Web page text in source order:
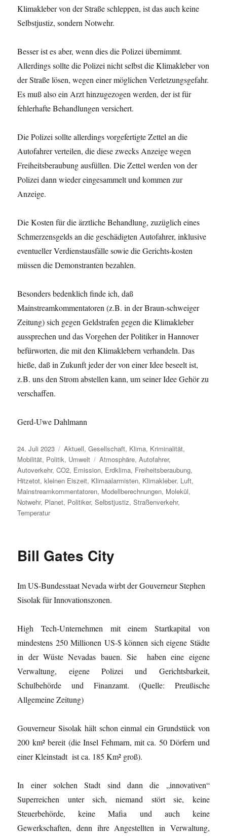
Klimakleber von der Straße schleppen, ist das auch keine
Selbstjustiz, sondern Notwehr.
Besser ist es aber, wenn dies die Polizei übernimmt.
Allerdings sollte die Polizei nicht selbst die Klimakleber von
der Straße lösen, wegen einer möglichen Verletzungsgefahr.
Es muß also ein Arzt hinzugezogen werden, der ist für
fehlerhafte Behandlungen versichert.
Die Polizei sollte allerdings vorgefertigte Zettel an die
Autofahrer verteilen, die diese zwecks Anzeige wegen
Freiheitsberaubung ausfüllen. Die Zettel werden von der
Polizei dann wieder eingesammelt und kommen zur
Anzeige.
Die Kosten für die ärztliche Behandlung, zuzüglich eines
Schmerzensgelds an die geschädigten Autofahrer, inklusive
eventueller Verdienstausfälle sowie die Gerichts-kosten
müssen die Demonstranten bezahlen.
Besonders bedenklich finde ich, daß
Mainstreamkommentatoren (z.B. in der Braun-schweiger
Zeitung) sich gegen Geldstrafen gegen die Klimakleber
aussprechen und das Vorgehen der Politiker in Hannover
befürworten, die mit den Klimaklebern verhandeln. Das
hieße, daß in Zukunft jeder der von einer Idee beseelt ist,
z.B. uns den Strom abstellen kann, um seiner Idee Gehör zu
verschaffen.
Gerd-Uwe Dahlmann
Veröffentlicht
am
24. Juli 2023 Kategorien
Aktuell,Gesellschaft, Klima, Kriminalität,
Mobilität, Politik, Umwelt Schlagwörter
Atmosphäre,Autofahrer,
Autoverkehr,CO2, Emission, Erdklima, Freiheitsberaubung,
Hitzetot,kleinen Eiszeit, Klimaalarmisten, Klimakleber, Luft,
Mainstreamkommentatoren, Modellberechnungen, Molekül,
Notwehr, Planet, Politiker,Selbstjustiz,Straßenverkehr,
Temperatur
Bill Gates City
Im US-Bundesstaat Nevada wirbt der Gouverneur Stephen
Sisolak für Innovationszonen.
High Tech-Unternehmen mit einem Startkapital von
mindestens 250 Millionen US-$ können sich eigene Städte
in der Wüste Nevadas bauen. Sie haben eine eigene
Verwaltung, eigene Polizei und Gerichtsbarkeit,
Schulbehörde und Finanzamt. (Quelle: Preußische
Allgemeine Zeitung)
Gouverneur Sisolak hält schon einmal ein Grundstück von
200 km² bereit (die Insel Fehmarn, mit ca. 50 Dörfern und
einer Kleinstadt ist ca. 185 Km² groß).
In einer solchen Stadt sind dann die „innovativen“
Superreichen unter sich, niemand stört sie, keine
Steuerbehörde, keine Mafia und auch keine
Gewerkschaften, denn ihre Angestellten in Verwaltung,